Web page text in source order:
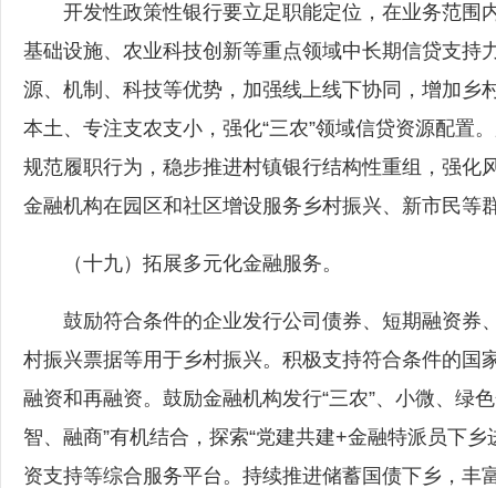
开发性政策性银行要立足职能定位，在业务范围
基础设施、农业科技创新等重点领域中长期信贷支持
源、机制、科技等优势，加强线上线下协同，增加乡
本土、专注支农支小，强化“三农”领域信贷资源配置
规范履职行为，稳步推进村镇银行结构性重组，强化
金融机构在园区和社区增设服务乡村振兴、新市民等
（十九）拓展多元化金融服务。
鼓励符合条件的企业发行公司债券、短期融资券
村振兴票据等用于乡村振兴。积极支持符合条件的国
融资和再融资。鼓励金融机构发行“三农”、小微、绿
智、融商”有机结合，探索“党建共建+金融特派员下
资支持等综合服务平台。持续推进储蓄国债下乡，丰